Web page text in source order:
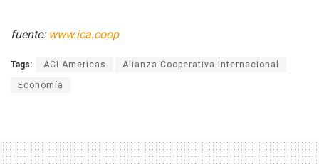
fuente: www.ica.coop
Tags: ACI Americas Alianza Cooperativa Internacional
Economía